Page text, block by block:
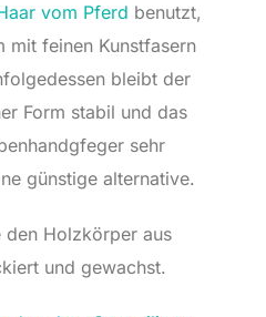
vom Pferd benutzt,
mit feinen Kunstfasern
bleibt der
Form stabil und das
sehr
günstige alternative.
den Holzkörper aus
und gewachst.